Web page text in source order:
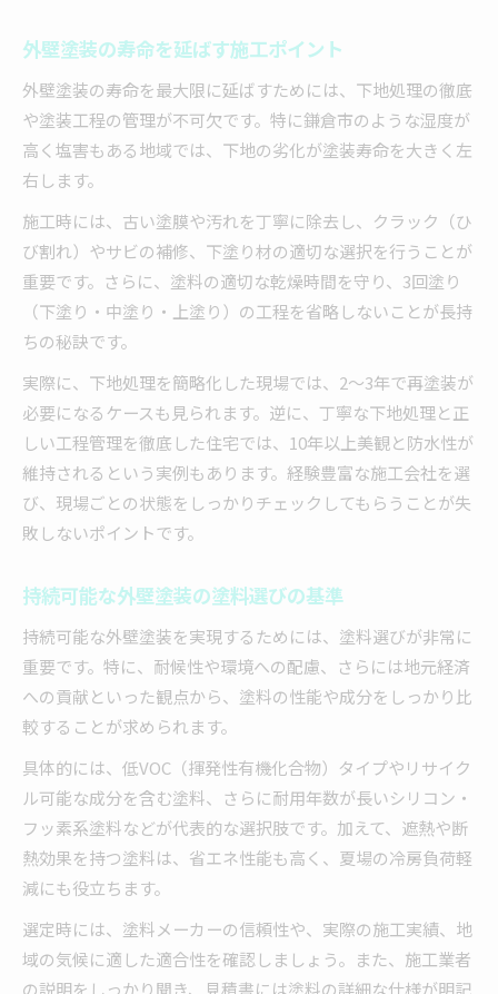
外壁塗装の寿命を延ばす施工ポイント
外壁塗装の寿命を最大限に延ばすためには、下地処理の徹底
や塗装工程の管理が不可欠です。特に鎌倉市のような湿度が
高く塩害もある地域では、下地の劣化が塗装寿命を大きく左
右します。
施工時には、古い塗膜や汚れを丁寧に除去し、クラック（ひ
び割れ）やサビの補修、下塗り材の適切な選択を行うことが
重要です。さらに、塗料の適切な乾燥時間を守り、3回塗り
（下塗り・中塗り・上塗り）の工程を省略しないことが長持
ちの秘訣です。
実際に、下地処理を簡略化した現場では、2～3年で再塗装が
必要になるケースも見られます。逆に、丁寧な下地処理と正
しい工程管理を徹底した住宅では、10年以上美観と防水性が
維持されるという実例もあります。経験豊富な施工会社を選
び、現場ごとの状態をしっかりチェックしてもらうことが失
敗しないポイントです。
持続可能な外壁塗装の塗料選びの基準
持続可能な外壁塗装を実現するためには、塗料選びが非常に
重要です。特に、耐候性や環境への配慮、さらには地元経済
への貢献といった観点から、塗料の性能や成分をしっかり比
較することが求められます。
具体的には、低VOC（揮発性有機化合物）タイプやリサイク
ル可能な成分を含む塗料、さらに耐用年数が長いシリコン・
フッ素系塗料などが代表的な選択肢です。加えて、遮熱や断
熱効果を持つ塗料は、省エネ性能も高く、夏場の冷房負荷軽
減にも役立ちます。
選定時には、塗料メーカーの信頼性や、実際の施工実績、地
域の気候に適した適合性を確認しましょう。また、施工業者
の説明をしっかり聞き、見積書には塗料の詳細な仕様が明記